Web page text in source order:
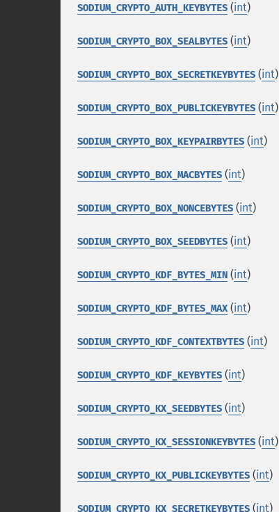
SODIUM_CRYPTO_AUTH_KEYBYTES (int)
SODIUM_CRYPTO_BOX_SEALBYTES (int)
SODIUM_CRYPTO_BOX_SECRETKEYBYTES (int)
SODIUM_CRYPTO_BOX_PUBLICKEYBYTES (int)
SODIUM_CRYPTO_BOX_KEYPAIRBYTES (int)
SODIUM_CRYPTO_BOX_MACBYTES (int)
SODIUM_CRYPTO_BOX_NONCEBYTES (int)
SODIUM_CRYPTO_BOX_SEEDBYTES (int)
SODIUM_CRYPTO_KDF_BYTES_MIN (int)
SODIUM_CRYPTO_KDF_BYTES_MAX(int)
SODIUM_CRYPTO_KDF_CONTEXTBYTES (int)
SODIUM_CRYPTO_KDF_KEYBYTES (int)
SODIUM_CRYPTO_KX_SEEDBYTES (int)
SODIUM_CRYPTO_KX_SESSIONKEYBYTES (int)
SODIUM_CRYPTO_KX_PUBLICKEYBYTES (int)
SODIUM_CRYPTO_KX_SECRETKEYBYTES (int)